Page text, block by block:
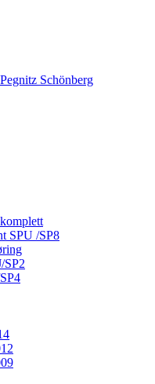
Schönberg
SPU /SP8
SP2